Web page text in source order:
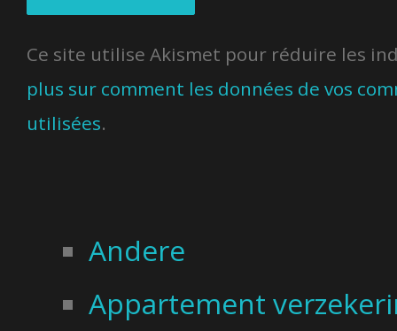
Ce site utilise Akismet pour réduire les
plus sur comment les données de vos
utilisées.
Andere
Appartement